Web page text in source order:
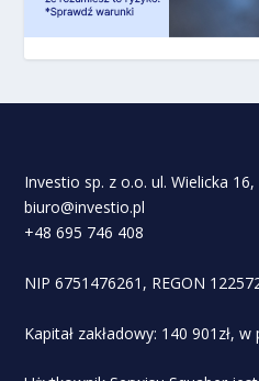
Investio sp. z o.o. ul. Wielicka
biuro@investio.pl
+48 695 746 408
NIP 6751476261, REGON
Kapitał zakładowy: 140 901zł, w